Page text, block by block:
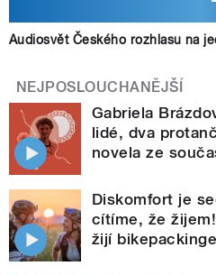
Audiosvět Českého rozhlasu na
NEJPOSLOUCHANĚJŠÍ
Gabriela
lidé, dva
novela ze
Diskomfort je
cítíme, že
žijí